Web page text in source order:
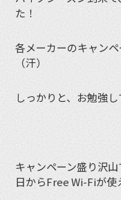
た！
各メーカーのキャン
（汗）
しっかりと、お勉強
キャンペーン盛り沢
日からFree Wi-Fiが使